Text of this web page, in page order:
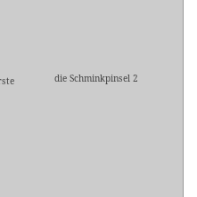
die Schminkpinsel 2